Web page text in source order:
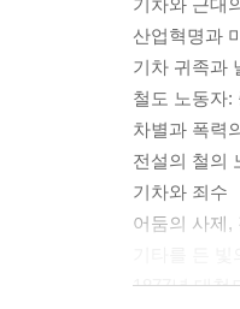
기차와 근대
산업혁명과
기차 귀족과
철도 노동자:
차별과 폭력
전설의 철의
기차와 죄수
어둠의 사제,
1877년 대철